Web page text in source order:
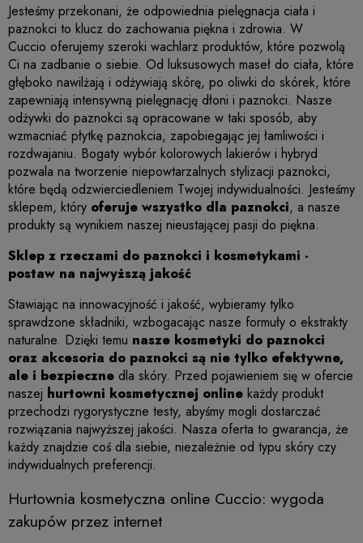
Jesteśmy przekonani, że odpowiednia pielęgnacja ciała i
paznokci to klucz do zachowania piękna i zdrowia. W
Cuccio oferujemy szeroki wachlarz produktów, które pozwolą
Ci na zadbanie o siebie. Od luksusowych maseł do ciała, które
głęboko nawilżają i odżywiają skórę, po oliwki do skórek, które
zapewniają intensywną pielęgnację dłoni i paznokci. Nasze
odżywki do paznokci są opracowane w taki sposób, aby
wzmacniać płytkę paznokcia, zapobiegając jej łamliwości i
rozdwajaniu. Bogaty wybór kolorowych lakierów i hybryd
pozwala na tworzenie niepowtarzalnych stylizacji paznokci,
które będą odzwierciedleniem Twojej indywidualności. Jesteśmy
sklepem, który oferuje wszystko dla paznokci, a nasze
produkty są wynikiem naszej nieustającej pasji do piękna.
Sklep z rzeczami do paznokci i kosmetykami -
postaw na najwyższą jakość
Stawiając na innowacyjność i jakość, wybieramy tylko
sprawdzone składniki, wzbogacając nasze formuły o ekstrakty
naturalne. Dzięki temu nasze kosmetyki do paznokci
oraz akcesoria do paznokci są nie tylko efektywne,
ale i bezpieczne dla skóry. Przed pojawieniem się w ofercie
naszej hurtowni kosmetycznej online każdy produkt
przechodzi rygorystyczne testy, abyśmy mogli dostarczać
rozwiązania najwyższej jakości. Nasza oferta to gwarancja, że
każdy znajdzie coś dla siebie, niezależnie od typu skóry czy
indywidualnych preferencji.
Hurtownia kosmetyczna online Cuccio: wygoda
zakupów przez internet